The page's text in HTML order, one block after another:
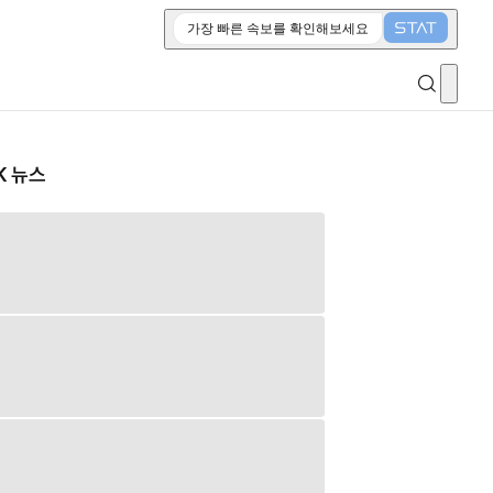
가장 빠른 속보를 확인해보세요
뉴스